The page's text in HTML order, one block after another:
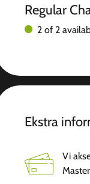
Regular
2 of 2
Ekstra
Vi